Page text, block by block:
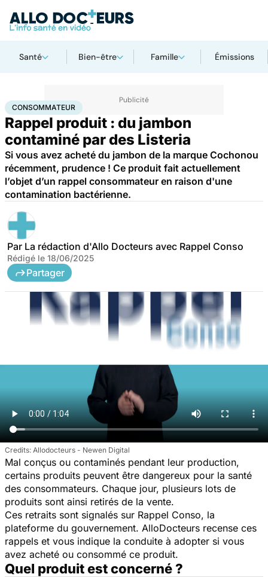
Santé Bien-être Famille Émissions
AccueilSantéConsommateur
CONSOMMATEUR
Rappel produit : du jambon
contaminé par des Listeria
Si vous avez acheté du jambon de la marque Cochonou
récemment, prudence ! Ce produit fait actuellement
l’objet d’un rappel consommateur en raison d'une
contamination bactérienne.
Par La rédaction d'Allo Docteurs avec Rappel Conso
Rédigé le 18/06/2025
Partager
Allodocteurs - Newen Digital
Mal conçus ou contaminés pendant leur production,
certains produits peuvent être dangereux pour la santé
des consommateurs. Chaque jour, plusieurs lots de
produits sont ainsi retirés de la vente.
Ces retraits sont signalés sur Rappel Conso, la
plateforme du gouvernement. AlloDocteurs recense ces
rappels et vous indique la conduite à adopter si vous
avez acheté ou consommé ce produit.
Quel produit est concerné ?